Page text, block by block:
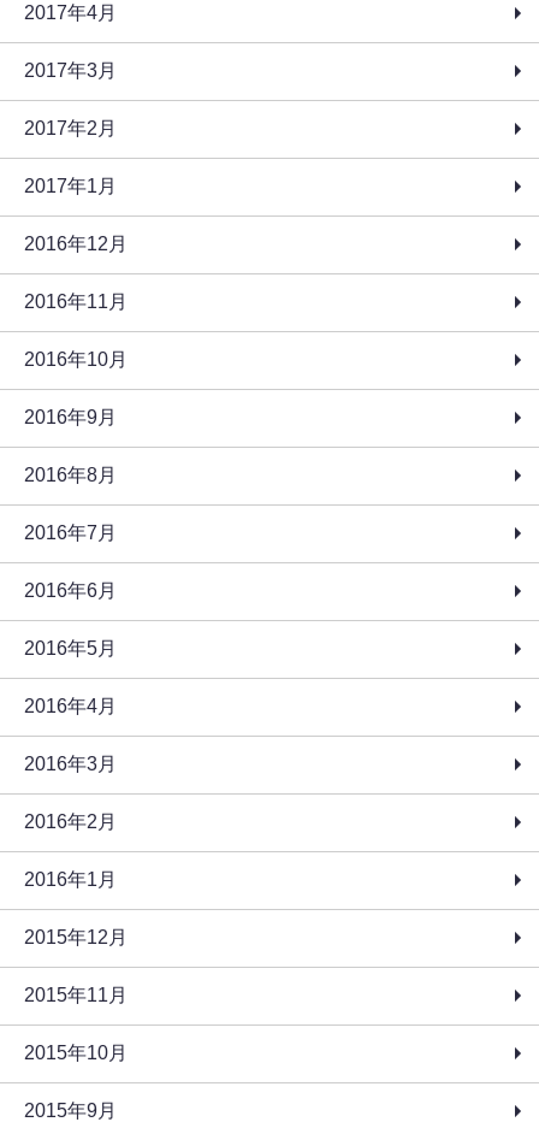
2017年4月
2017年3月
2017年2月
2017年1月
2016年12月
2016年11月
2016年10月
2016年9月
2016年8月
2016年7月
2016年6月
2016年5月
2016年4月
2016年3月
2016年2月
2016年1月
2015年12月
2015年11月
2015年10月
2015年9月